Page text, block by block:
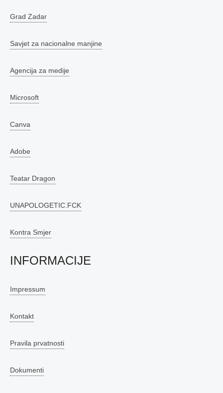
Grad Zadar
Savjet za nacionalne manjine
Agencija za medije
Microsoft
Canva
Adobe
Teatar Dragon
UNAPOLOGETIC.FCK
Kontra Smjer
INFORMACIJE
Impressum
Kontakt
Pravila prvatnosti
Dokumenti